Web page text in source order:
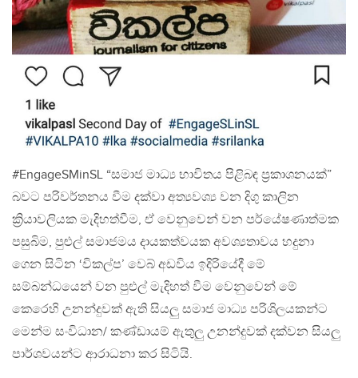
#EngageSMinSL “සමාජ මාධ්‍ය භාවිතය පිළිබඳ ප්‍රකාශනයක්”
බවට පරිවර්තනය වීම දක්වා අත්‍යවශ්‍ය වන දිගු කාලින
ක්‍රියාවලියක මැදිහත්වීම, ඒ වෙනුවෙන් වන පර්යේෂණාත්මක
පසුබිම, පුළුල් සමාජමය දායකත්වයක අවශ්‍යතාවය හදුනා
ගෙන සිටින ‘විකල්ප’ වෙබ් අඩවිය ඉදිරියේදී මේ
සම්බන්ධයෙන් වන පුළුල් මැදිහත් වීම වෙනුවෙන් මේ
කෙරෙහි උනන්දුවක් ඇති සියලු සමාජ මාධ්‍ය පරිශිලයකන්ට
මෙන්ම සංවිධාන/ කණ්ඩායම් ඇතුලු උනන්දුවක් දක්වන සියලු
පාර්ශවයන්ට ආරාධනා කර සිටියි.